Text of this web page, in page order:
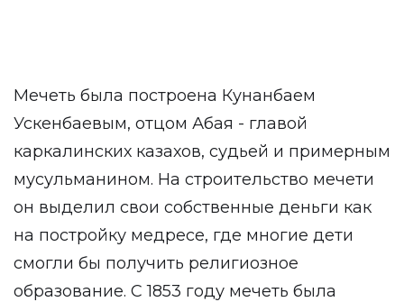
Мечеть была построена Кунанбаем
Ускенбаевым, отцом Абая - главой
каркалинских казахов, судьей и примерным
мусульманином. На строительство мечети
он выделил свои собственные деньги как
на постройку медресе, где многие дети
смогли бы получить религиозное
образование. С 1853 году мечеть была